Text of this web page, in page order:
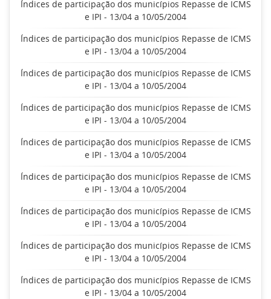
Índices de participação dos municípios Repasse de ICMS
e IPI - 13/04 a 10/05/2004
Índices de participação dos municípios Repasse de ICMS
e IPI - 13/04 a 10/05/2004
Índices de participação dos municípios Repasse de ICMS
e IPI - 13/04 a 10/05/2004
Índices de participação dos municípios Repasse de ICMS
e IPI - 13/04 a 10/05/2004
Índices de participação dos municípios Repasse de ICMS
e IPI - 13/04 a 10/05/2004
Índices de participação dos municípios Repasse de ICMS
e IPI - 13/04 a 10/05/2004
Índices de participação dos municípios Repasse de ICMS
e IPI - 13/04 a 10/05/2004
Índices de participação dos municípios Repasse de ICMS
e IPI - 13/04 a 10/05/2004
Índices de participação dos municípios Repasse de ICMS
e IPI - 13/04 a 10/05/2004